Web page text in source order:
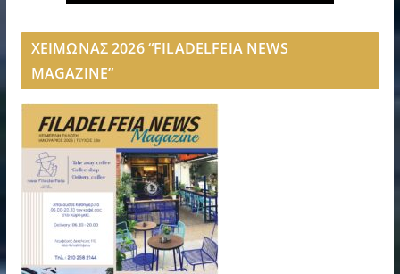
ΧΕΙΜΩΝΑΣ 2026 “FILADELFEIA NEWS
MAGAZINE”